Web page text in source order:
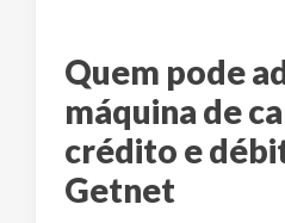
Quem pode
máquina de
crédito e
Getnet